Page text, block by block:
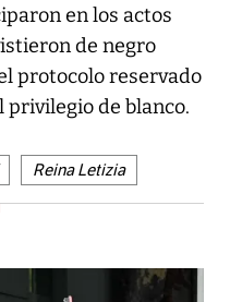
en los actos
de negro
protocolo reservado
privilegio de blanco.
Reina Letizia